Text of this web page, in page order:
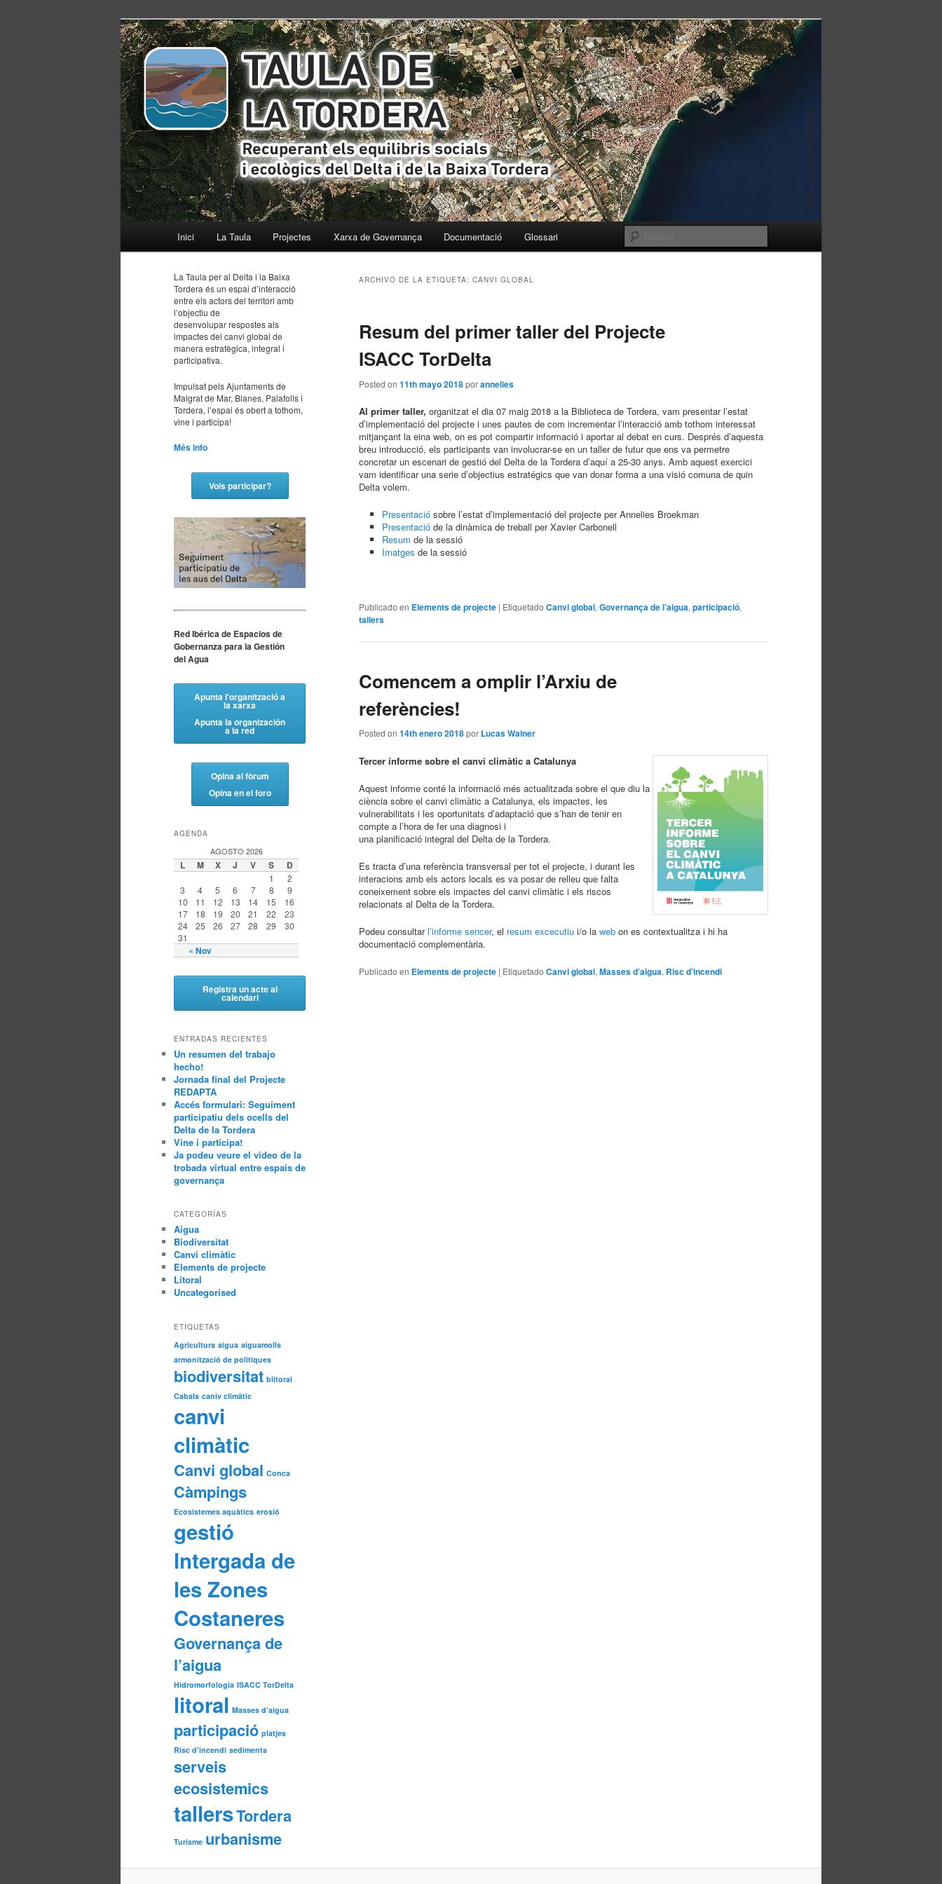
ISACC TorDelta
Recuperant els equilibris socials i ecològics del Delta i de la Baixa Tordera
Ir
contenido
principal
Ir
contenido
secundario
Inici La Taula Projectes Xarxa de Governança Documentació Glossari
ARCHIVO DE LA ETIQUETA: CANVI GLOBAL
Resum del primer taller del Projecte
ISACC TorDelta
Posted on 11th mayo 2018porannelies
Al primer taller, organitzat el dia 07 maig 2018 a la Biblioteca de Tordera, vam presentar l’estat
d’implementació del projecte i unes pautes de com incrementar l’interacció amb tothom interessat
mitjançant la eina web, on es pot compartir informació i aportar al debat en curs. Després d’aquesta
breu introducció, els participants van involucrar-se en un taller de futur que ens va permetre
concretar un escenari de gestió del Delta de la Tordera d’aquí a 25-30 anys. Amb aquest exercici
vam identificar una serie d’objectius estratégics que van donar forma a una visió comuna de quin
Delta volem.
Presentaciósobre l’estat d’implementació del projecte per Annelies Broekman
Presentacióde la dinàmica de treball per Xavier Carbonell
Resum de la sessió
Imatges de la sessió
Publicado en Elements de projecte | Etiquetado Canvi global,Governança de l’aigua,participació,
tallers
Comencem a omplir l’Arxiu de
referències!
Posted on 14th enero 2018por Lucas Wainer
Tercer informe sobre el canvi climàtic a Catalunya
Aquest informe conté la informació més actualitzada sobre el que diu la
ciència sobre el canvi climàtic a Catalunya, els impactes, les
vulnerabilitats i les oportunitats d’adaptació que s’han de tenir en
compte a l’hora de fer una diagnosi i
una planificació integral del Delta de la Tordera.
Es tracta d’una referència transversal per tot el projecte, i durant les
interacions amb els actors locals es va posar de relleu que falta
coneixement sobre els impactes del canvi climàtic i els riscos
relacionats al Delta de la Tordera.
Podeu consultarl’informe sencer, el resum excecutiu i/o la web on es contextualitza i hi ha
documentació complementària.
Publicado en Elements de projecte | Etiquetado Canvi global, Masses d’aigua, Risc d’incendi
La Taula per al Delta i la Baixa
Tordera és un espai d’interacció
entre els actors del territori amb
l’objectiu de
desenvolupar respostes als
impactes del canvi global de
manera estratègica, integral i
participativa.
Impulsat pels Ajuntaments de
Malgrat de Mar, Blanes, Palafolls i
Tordera, l’espai és obert a tothom,
vine i participa!
Més info
Vols participar?
Red Ibérica de Espacios de
Gobernanza para la Gestión
del Agua
Apunta l'organització a
la xarxa
Apunta la organización
a la red
Opina al fòrum
Opina en el foro
AGENDA
AGOSTO 2026
L M X J V S D
« Nov
1
2
3
4 5 6 7 8
9
10
11 12 13 14 15
16
17
18 19 20 21 22
23
24
25 26 27 28 29
30
31
Registra un acte al
calendari
ENTRADAS RECIENTES
Un resumen del trabajo
hecho!
Jornada final del Projecte
REDAPTA
Accés formulari: Seguiment
participatiu dels ocells del
Delta de la Tordera
Vine i participa!
Ja podeu veure el video de la
trobada virtual entre espais de
governança
CATEGORÍAS
Aigua
Biodiversitat
Canvi climàtic
Elements de projecte
Litoral
Uncategorised
ETIQUETAS
Agricultura aigua aiguamolls
armonització de polìtiques
biodiversitat blitoral
Cabals caniv climàtic
canvi
climàtic
Canvi global Conca
Càmpings
Ecosistemes aquàtics erosió
gestió
Intergada de
les Zones
Costaneres
Governança de
l’aigua
Hidromorfologia ISACC TorDelta
litoral Masses d’aigua
participació platjes
Risc d’incendi sediments
serveis
ecosistemics
tallersTordera
Turisme urbanisme